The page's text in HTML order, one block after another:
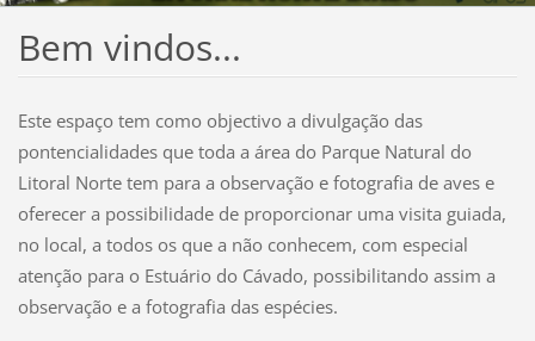
Bem vindos...
Este espaço tem como objectivo a divulgação das
pontencialidades que toda a área do Parque Natural do
Litoral Norte tem para a observação e fotografia de aves e
oferecer a possibilidade de proporcionar uma visita guiada,
no local, a todos os que a não conhecem, com especial
atenção para o Estuário do Cávado, possibilitando assim a
observação e a fotografia das espécies.